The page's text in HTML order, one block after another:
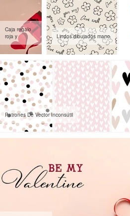
Caja regalo
roja y
Lindos dibujados mano
Patrones De Vector Inconsútil